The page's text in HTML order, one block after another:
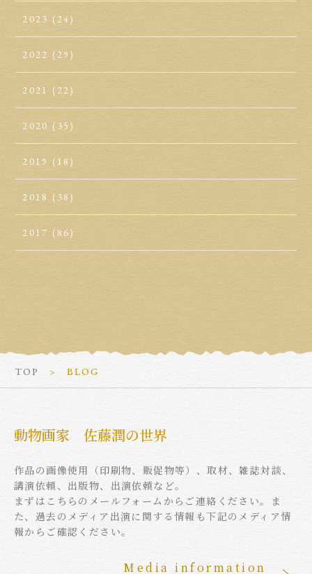
2023 (24)
2022 (29)
2021 (22)
2020 (35)
2019 (18)
2018 (38)
2017 (86)
TOP BLOG
動物画家 佐藤潤の世界
作品の画像使用（印刷物、販促物等）、取材、雑誌対談、
講演依頼、出版物、出演依頼など。
まずはこちらのメールフォームからご連絡ください。ま
た、過去のメディア出演に関する情報も下記のメディア情
報からご確認ください。
Media information